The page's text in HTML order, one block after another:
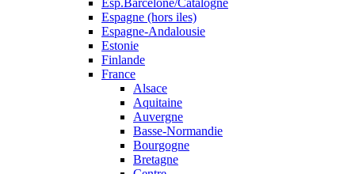
Esp.Barcelone/Catalogne
Espagne (hors iles)
Espagne-Andalousie
Estonie
Finlande
France
Alsace
Aquitaine
Auvergne
Basse-Normandie
Bourgogne
Bretagne